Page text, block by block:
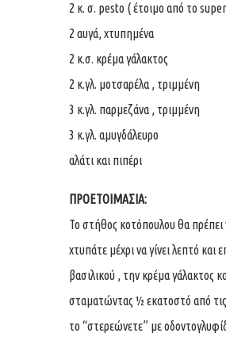
2 κ. σ. pesto ( έτοιμο από το
2 αυγά, χτυπημένα
2 κ.σ. κρέμα γάλακτος
2 κ.γλ. μοτσαρέλα , τριμμένη
3 κ.γλ. παρμεζάνα , τριμμένη
3 κ.γλ. αμυγδάλευρο
αλάτι και πιπέρι
ΠΡΟΕΤΟΙΜΑΣΙΑ:
Το στήθος κοτόπουλου θα πρέπει
χτυπάτε μέχρι να γίνει λεπτό
βασιλικού , την κρέμα γάλακτος
σταματώντας ½ εκατοστό από
το “στερεώνετε” με